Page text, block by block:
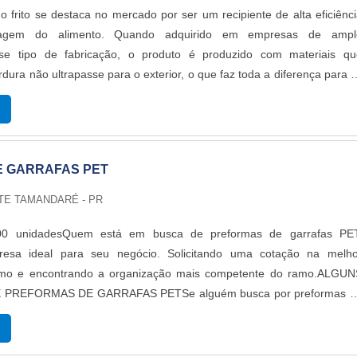
frito se destaca no mercado por ser um recipiente de alta
do alimento. Quando adquirido em empresas de
tipo de fabricação, o produto é produzido com materiais
não ultrapasse para o exterior, o que faz toda a diferença para os
DETALHES DO PRODUTODevido a alta qualidade e versatilidade
para frango frito, é válido destacar que o modelo não se limita a esse
Sendo assim, cinemas, fast foods, restaurantes,
maneira simples e resumida, é possível descrever o balde como
de papel cartonado com resina, não necessitando de nenhum
e eco-friendly.É importante citar, ainda, que o
com capacidades de 1l, 1,5l, 3l, e impressão chicken fresh,
halloween ou personalizado de acordo com a necessidade
o balde possui diversas características positivas relacionadas aos
eficiência de armazenagem; Impressão em alta resolução Offset;
Ótima relação custo-benefício; Entre outros.O MELHOR BALDE
DO BRASILNa Soluplex, é possível encontrar o que há de
GARRAFAS PET
TAMANDARÉ - PR
unidadesQuem está em busca de preformas de garrafas
ideal para seu negócio. Solicitando uma cotação na
e encontrando a organização mais competente do
PREFORMAS DE GARRAFAS PETSe alguém busca por preformas de
empresa altamente qualificada, encontra na internet a Macpet. A
growler e tampas, focando em tecnologia e desenvolvimento no que
ainda sobre preformas de garrafas PET, deve-